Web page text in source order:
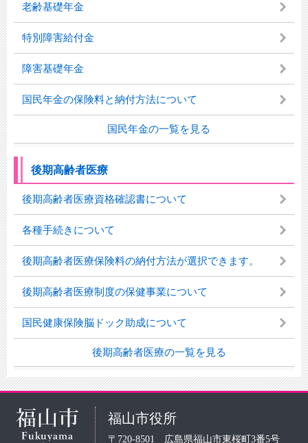
老齢基礎年金
特別障害給付金
障害基礎年金
国民年金の保険料と納付方法について
国民年金の一覧を見る
後期高齢者医療
後期高齢者医療資格確認書について
各種手続きについて
後期高齢者医療保険料の納付方法が選択できます。
後期高齢者医療制度の保健事業について
国民健康保険脳ドック助成について
後期高齢者医療の一覧を見る
福山市役所
〒720-8501 広島県福山市東桜町3番5号